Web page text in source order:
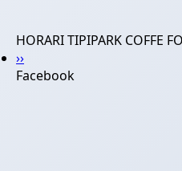
HORARI TIPIPARK COFFE
››
Facebook